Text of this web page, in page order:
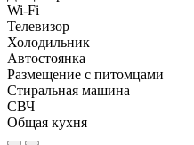
Wi-Fi
Телевизор
Холодильник
Автостоянка
Размещение с питомцами
Стиральная машина
СВЧ
Общая кухня